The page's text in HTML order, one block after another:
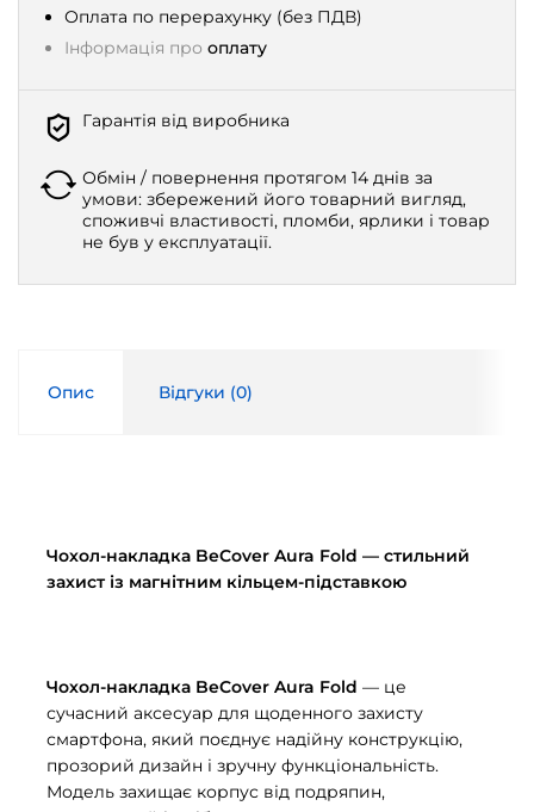
Оплата по перерахунку (без ПДВ)
Інформація про оплату
Гарантія від виробника
Обмін / повернення протягом 14 днів за
умови: збережений його товарний вигляд,
споживчі властивості, пломби, ярлики і товар
не був у експлуатації.
Опис Відгуки (0)
Чохол-накладка BeCover Aura Fold — стильний
захист із магнітним кільцем-підставкою
Чохол-накладка BeCover Aura Fold — це
сучасний аксесуар для щоденного захисту
смартфона, який поєднує надійну конструкцію,
прозорий дизайн і зручну функціональність.
Модель захищає корпус від подряпин,